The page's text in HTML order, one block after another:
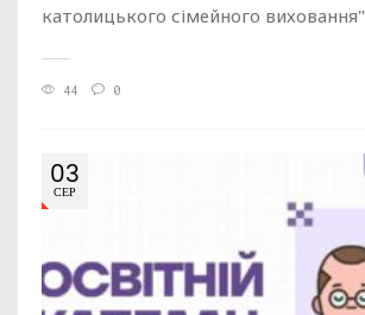
католицького сімейного виховання"
44 0
03
СЕР